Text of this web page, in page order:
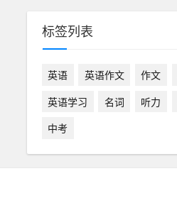
标签列表
英语 英语作文 作文
英语学习
名词 听力
中考